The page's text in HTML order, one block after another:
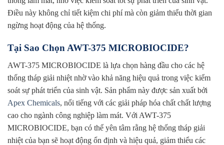
Điều này không chỉ tiết kiệm chi phí mà còn giảm thiểu thời gian
ngừng hoạt động của hệ thống.
Tại Sao Chọn AWT-375 MICROBIOCIDE?
AWT-375 MICROBIOCIDE là lựa chọn hàng đầu cho các hệ
thống tháp giải nhiệt nhờ vào khả năng hiệu quả trong việc kiểm
soát sự phát triển của sinh vật. Sản phẩm này được sản xuất bởi
Apex Chemicals, nổi tiếng với các giải pháp hóa chất chất lượng
cao cho ngành công nghiệp làm mát. Với AWT-375
MICROBIOCIDE, bạn có thể yên tâm rằng hệ thống tháp giải
nhiệt của bạn sẽ hoạt động ổn định và hiệu quả, giảm thiểu các